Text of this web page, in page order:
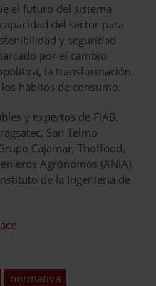
el futuro del sistema
del sector para
y seguridad
por el cambio
la transformación
hábitos de consumo.
y expertos de FIAB,
San Telmo
Cajamar, Thoffood,
Agrónomos (ANIA),
de la Ingeniería de
normativa